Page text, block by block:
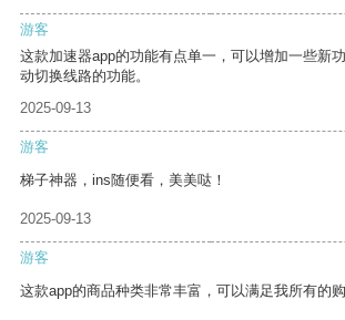
游客
这款加速器app的功能有点单一，可以增加一些新
动切换线路的功能。
2025-09-13
游客
梯子神器，ins随便看，美美哒！
2025-09-13
游客
这款app的商品种类非常丰富，可以满足我所有的购